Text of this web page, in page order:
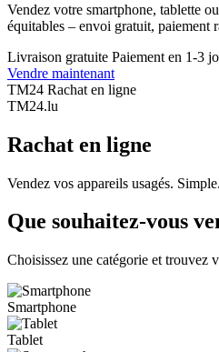
Vendez votre smartphone, tablette
équitables – envoi gratuit, paiement
Livraison gratuite Paiement en 1-3
Vendre maintenant
TM24 Rachat en ligne
TM24.lu
Rachat en ligne
Vendez vos appareils usagés.
Que souhaitez-vous
Choisissez une catégorie et trouvez
Smartphone
Tablet